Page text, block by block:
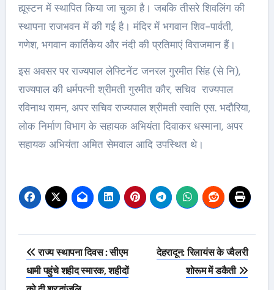
ह्यूस्टन में स्थापित किया जा चुका है। जबकि तीसरे शिवलिंग की
स्थापना राजभवन में की गई है। मंदिर में भगवान शिव-पार्वती,
गणेश, भगवान कार्तिकेय और नंदी की प्रतिमाएं विराजमान हैं।
इस अवसर पर राज्यपाल लेफ्टिनेंट जनरल गुरमीत सिंह (से नि),
राज्यपाल की धर्मपत्नी श्रीमती गुरमीत कौर, सचिव राज्यपाल
रविनाथ रामन, अपर सचिव राज्यपाल श्रीमती स्वाति एस. भदौरिया,
लोक निर्माण विभाग के सहायक अभियंता दिवाकर धस्माना, अपर
सहायक अभियंता अमित सेमवाल आदि उपस्थित थे।
Post
navigation
राज्य स्थापना दिवस : सीएम
धामी पहुंचे शहीद स्मारक, शहीदों
देहरादून: रिलायंस के ज्वैलरी
शोरूम में डकैती